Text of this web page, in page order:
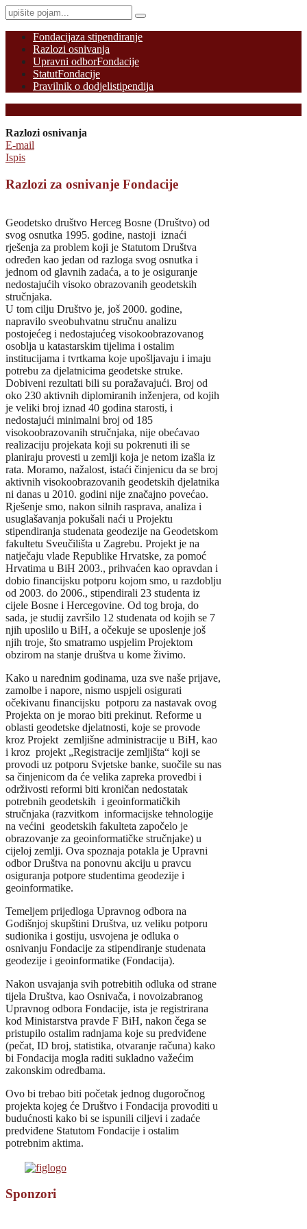
Fondacijaza stipendiranje
Razlozi osnivanja
Upravni odborFondacije
StatutFondacije
Pravilnik o dodjelistipendija
Razlozi osnivanja
E-mail
Ispis
Razlozi za osnivanje Fondacije
Geodetsko društvo Herceg Bosne (Društvo) od
svog osnutka 1995. godine, nastoji iznaći
rješenja za problem koji je Statutom Društva
određen kao jedan od razloga svog osnutka i
jednom od glavnih zadaća, a to je osiguranje
nedostajućih visoko obrazovanih geodetskih
stručnjaka.
U tom cilju Društvo je, još 2000. godine,
napravilo sveobuhvatnu stručnu analizu
postojećeg i nedostajućeg visokoobrazovanog
osoblja u katastarskim tijelima i ostalim
institucijama i tvrtkama koje upošljavaju i imaju
potrebu za djelatnicima geodetske struke.
Dobiveni rezultati bili su poražavajući. Broj od
oko 230 aktivnih diplomiranih inženjera, od kojih
je veliki broj iznad 40 godina starosti, i
nedostajući minimalni broj od 185
visokoobrazovanih stručnjaka, nije obećavao
realizaciju projekata koji su pokrenuti ili se
planiraju provesti u zemlji koja je netom izašla iz
rata. Moramo, nažalost, istaći činjenicu da se broj
aktivnih visokoobrazovanih geodetskih djelatnika
ni danas u 2010. godini nije značajno povećao.
Rješenje smo, nakon silnih rasprava, analiza i
usuglašavanja pokušali naći u Projektu
stipendiranja studenata geodezije na Geodetskom
fakultetu Sveučilišta u Zagrebu. Projekt je na
natječaju vlade Republike Hrvatske, za pomoć
Hrvatima u BiH 2003., prihvaćen kao opravdan i
dobio financijsku potporu kojom smo, u razdoblju
od 2003. do 2006., stipendirali 23 studenta iz
cijele Bosne i Hercegovine. Od tog broja, do
sada, je studij završilo 12 studenata od kojih se 7
njih uposlilo u BiH, a očekuje se uposlenje još
njih troje, što smatramo uspjelim Projektom
obzirom na stanje društva u kome živimo.
Kako u narednim godinama, uza sve naše prijave,
zamolbe i napore, nismo uspjeli osigurati
očekivanu financijsku potporu za nastavak ovog
Projekta on je morao biti prekinut. Reforme u
oblasti geodetske djelatnosti, koje se provode
kroz Projekt zemljišne administracije u BiH, kao
i kroz projekt „Registracije zemljišta“ koji se
provodi uz potporu Svjetske banke, suočile su nas
sa činjenicom da će velika zapreka provedbi i
održivosti reformi biti kroničan nedostatak
potrebnih geodetskih i geoinformatičkih
stručnjaka (razvitkom informacijske tehnologije
na većini geodetskih fakulteta započelo je
obrazovanje za geoinformatičke stručnjake) u
cijeloj zemlji. Ova spoznaja potakla je Upravni
odbor Društva na ponovnu akciju u pravcu
osiguranja potpore studentima geodezije i
geoinformatike.
Temeljem prijedloga Upravnog odbora na
Godišnjoj skupštini Društva, uz veliku potporu
sudionika i gostiju, usvojena je odluka o
osnivanju Fondacije za stipendiranje studenata
geodezije i geoinformatike (Fondacija).
Nakon usvajanja svih potrebitih odluka od strane
tijela Društva, kao Osnivača, i novoizabranog
Upravnog odbora Fondacije, ista je registrirana
kod Ministarstva pravde F BiH, nakon čega se
pristupilo ostalim radnjama koje su predviđene
(pečat, ID broj, statistika, otvaranje računa) kako
bi Fondacija mogla raditi sukladno važećim
zakonskim odredbama.
Ovo bi trebao biti početak jednog dugoročnog
projekta kojeg će Društvo i Fondacija provoditi u
budućnosti kako bi se ispunili ciljevi i zadaće
predviđene Statutom Fondacije i ostalim
potrebnim aktima.
Sponzori